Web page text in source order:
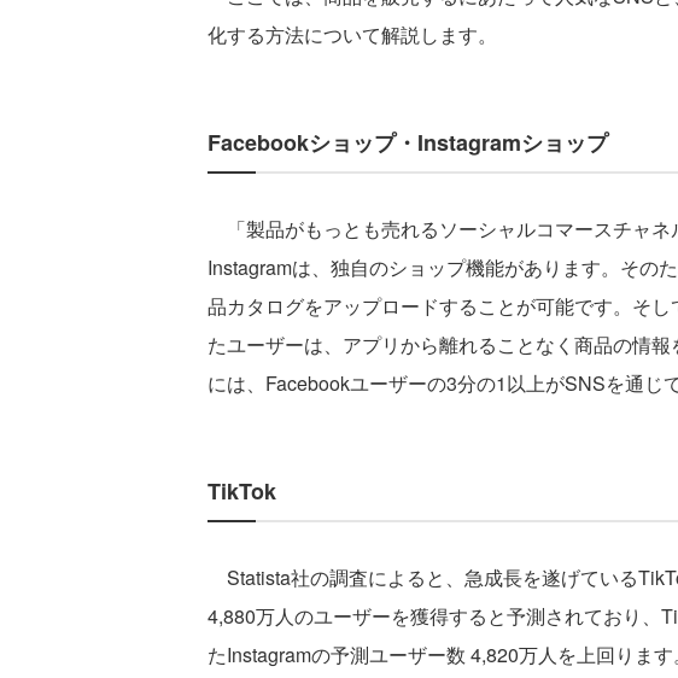
化する方法について解説します。
Facebookショップ・Instagramショップ
「製品がもっとも売れるソーシャルコマースチャ
Instagramは、独自のショップ機能があります。その
品カタログをアップロードすることが可能です。そ
たユーザーは、アプリから離れることなく商品の情
には、Facebookユーザーの3分の1以上がSNSを通じ
TikTok
Statista社の調査によると、急成長を遂げている
4,880万人のユーザーを獲得すると予測されており、
たInstagramの予測ユーザー数 4,820万人を上回りま